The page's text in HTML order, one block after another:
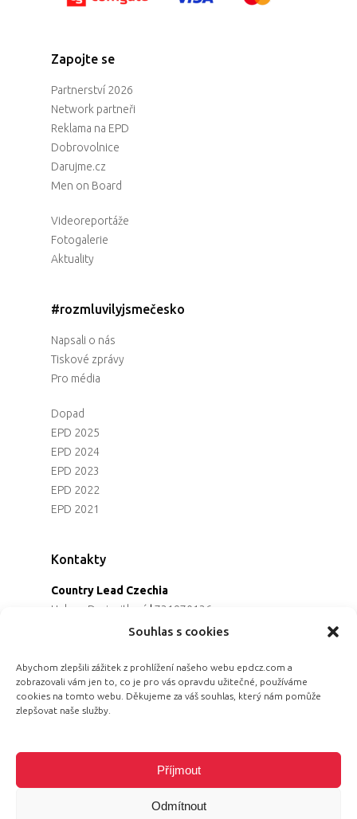
Souhlas s cookies
Abychom zlepšili zážitek z prohlížení našeho webu epdcz.com a
zobrazovali vám jen to, co je pro vás opravdu užitečné, používáme
cookies na tomto webu. Děkujeme za váš souhlas, který nám pomůže
zlepšovat naše služby.
Příjmout
Odmítnout
Zapojte se
Partnerství 2026
Network partneři
Reklama na EPD
Dobrovolnice
Darujme.cz
Men on Board
Videoreportáže
Fotogalerie
Aktuality
#rozmluvilyjsmečesko
Napsali o nás
Tiskové zprávy
Pro média
Dopad
EPD 2025
EPD 2024
EPD 2023
EPD 2022
EPD 2021
Kontakty
Country Lead Czechia
Helena Dreiseitlová | 731970136
Koordinátorka projektu
Programová ředitelka
Jana Černoušková |607782535
Partnerství & fundraising
730158883